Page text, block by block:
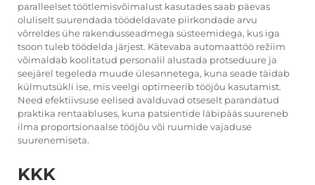
paralleelset töötlemisvõimalust kasutades saab päevas
oluliselt suurendada töödeldavate piirkondade arvu
võrreldes ühe rakendusseadmega süsteemidega, kus iga
tsoon tuleb töödelda järjest. Kätevaba automaattöö režiim
võimaldab koolitatud personalil alustada protseduure ja
seejärel tegeleda muude ülesannetega, kuna seade täidab
külmutsükli ise, mis veelgi optimeerib tööjõu kasutamist.
Need efektiivsuse eelised avalduvad otseselt parandatud
praktika rentaabluses, kuna patsientide läbipääs suureneb
ilma proportsionaalse tööjõu või ruumide vajaduse
suurenemiseta.
KKK